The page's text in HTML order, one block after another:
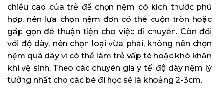
chiều cao của trẻ để chọn nệm có kích thước phù
hợp, nên lựa chọn nệm đơn có thể cuộn tròn hoặc
gấp gọn để thuận tiện cho việc di chuyển. Còn đối
với độ dày, nên chọn loại vừa phải, không nên chọn
nệm quá dày vì có thể làm trẻ vấp té hoặc khó khăn
khi vệ sinh. Theo các chuyên gia y tế, độ dày nệm lý
tưởng nhất cho các bé đi học sẽ là khoảng 2-3cm.